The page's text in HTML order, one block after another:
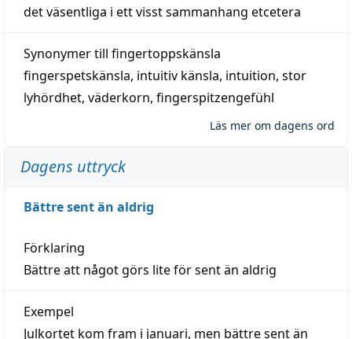
det väsentliga i ett visstsammanhang etcetera
Synonymer till fingertoppskänsla
fingerspetskänsla, intuitiv känsla, intuition, stor
lyhördhet, väderkorn, fingerspitzengefühl
Läs mer om dagens ord
Dagens uttryck
Bättre sent än aldrig
Förklaring
Bättre att något görs lite för sent än aldrig
Exempel
Julkortet kom fram i januari, men bättre sent än